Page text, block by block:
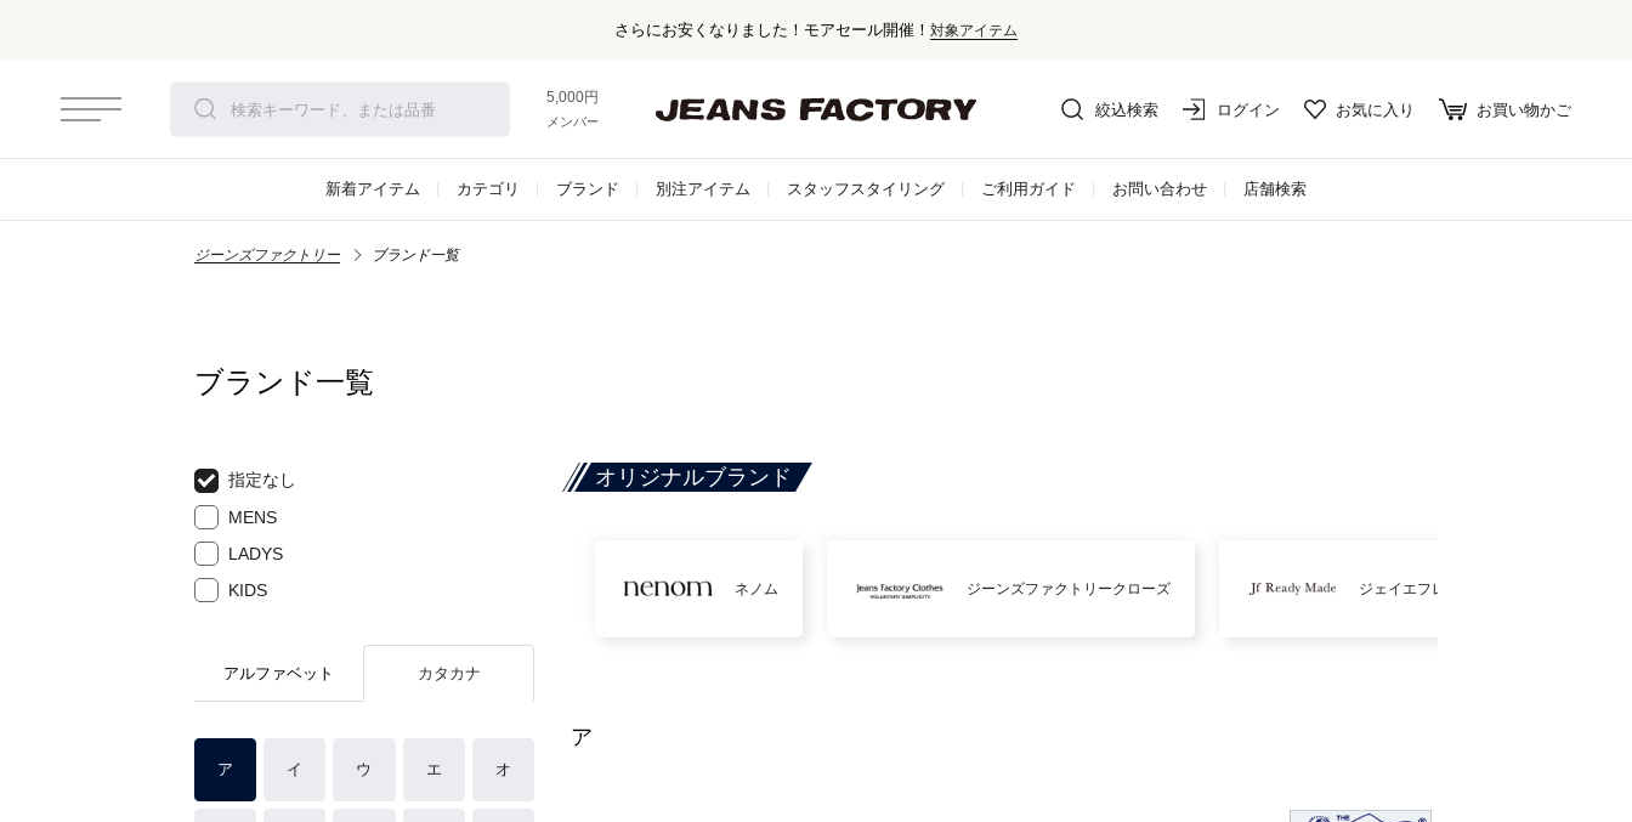
さらにお安くなりました！モアセール開催！ 対象アイテム
5,000円以上お買い上げで送料無料！
メンバー登録でお得な情報をゲット。さらに詳しく
絞込検索 ログイン お気に入り お買い物かご
新着アイテム カテゴリ ブランド 別注アイテム スタッフスタイリング ご利用ガイド お問い合わせ 店舗検索
ジーンズファクトリー ブランド一覧
ブランド一覧
指定なし
MENS
LADYS
KIDS
アルファベット カタカナ
ア イ ウ エ オ
オリジナルブランド
ネノム ジーンズファクトリークローズ ジェイエフレディメイド
ア